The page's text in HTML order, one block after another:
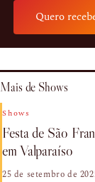
Quero
Mais de Shows
Shows
Festa de São
em Valparaíso
25 de setembro de